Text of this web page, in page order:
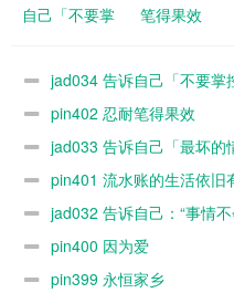
自己「不要掌
上帝吧!」
笔得果效
jad034 告诉自己「不要掌
pin402 忍耐笔得果效
jad033 告诉自己「最坏的
pin401 流水账的生活依旧
jad032 告诉自己：“事情
pin400 因为爱
pin399 永恒家乡